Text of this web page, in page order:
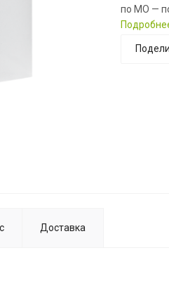
по МО —
Доставка